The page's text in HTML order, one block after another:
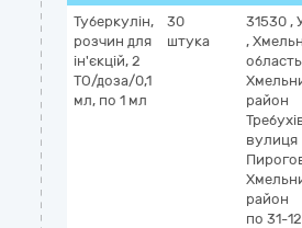
Туберкулін,
розчин для
ін'єкцій, 2
ТО/доза/0,1
мл, по 1 мл
30
штука
31530 ,
,
область
район
вулиця
район
по 31-